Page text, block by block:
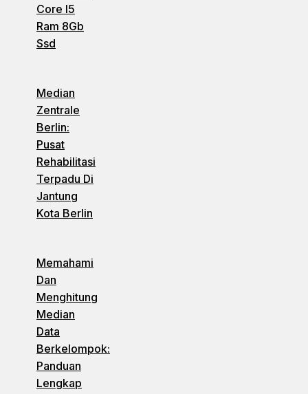
Core I5
Ram 8Gb
Ssd
Median
Zentrale
Berlin:
Pusat
Rehabilitasi
Terpadu Di
Jantung
Kota Berlin
Memahami
Dan
Menghitung
Median
Data
Berkelompok:
Panduan
Lengkap